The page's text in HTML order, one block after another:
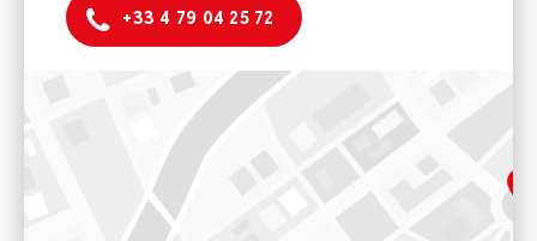
+33 4 79 04 25 72
Front de neige, résidence Aiguille Rouge
Bureau ouvert au public sur les mêmes dates que l'ouverture
de la station, été comme hiver